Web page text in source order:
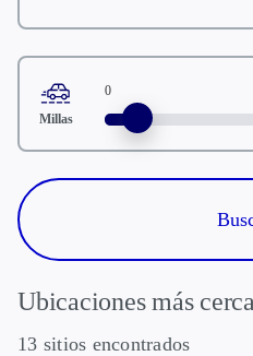
Millas
0
Ubicaciones más
13 sitios encontrados